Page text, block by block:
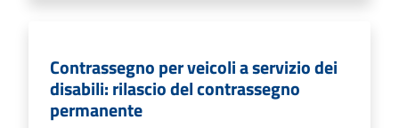
Contrassegno per veicoli a servizio dei
disabili: rilascio del contrassegno
permanente